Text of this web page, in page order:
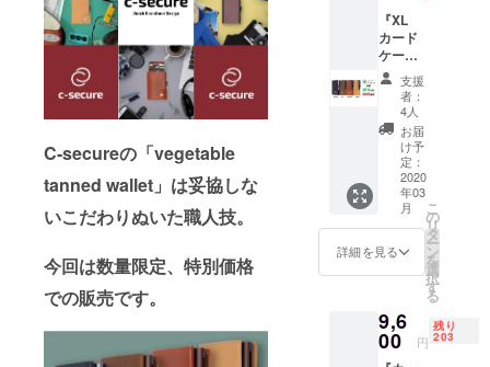
C-secureの「vegetable
tanned wallet」は妥協しな
いこだわりぬいた職人技。
今回は数量限定、特別価格
での販売です。
全ての製品
にヒスト
リーがあり
ます。
生産者の想
て、心躍る
製品・サー
ビスの提供
込） ※
カラー
をお選
びくだ
さい 配
送時
期：
2020年
3月下旬
より順
次発送
予定 送
料無料
■C-
secure
【veget
wallet】
× 1個 ■
日本語
『XL
カード
ケース
（コイ
ンポ
ケット
な
し）』
早割
20％OF
F コー
ス 一般
販売予
定価格
12,000
円 →
（税・
送料
込） ※
支援
者：
4人
お届
け予
定：
2020
年03
月
詳細を見る
こ
の
リ
タ
ー
ン
を
選
択
す
る
9,6
00 円
残り
203